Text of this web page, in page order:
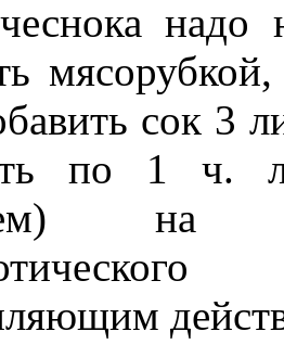
надо
сок 3
по 1 ч.